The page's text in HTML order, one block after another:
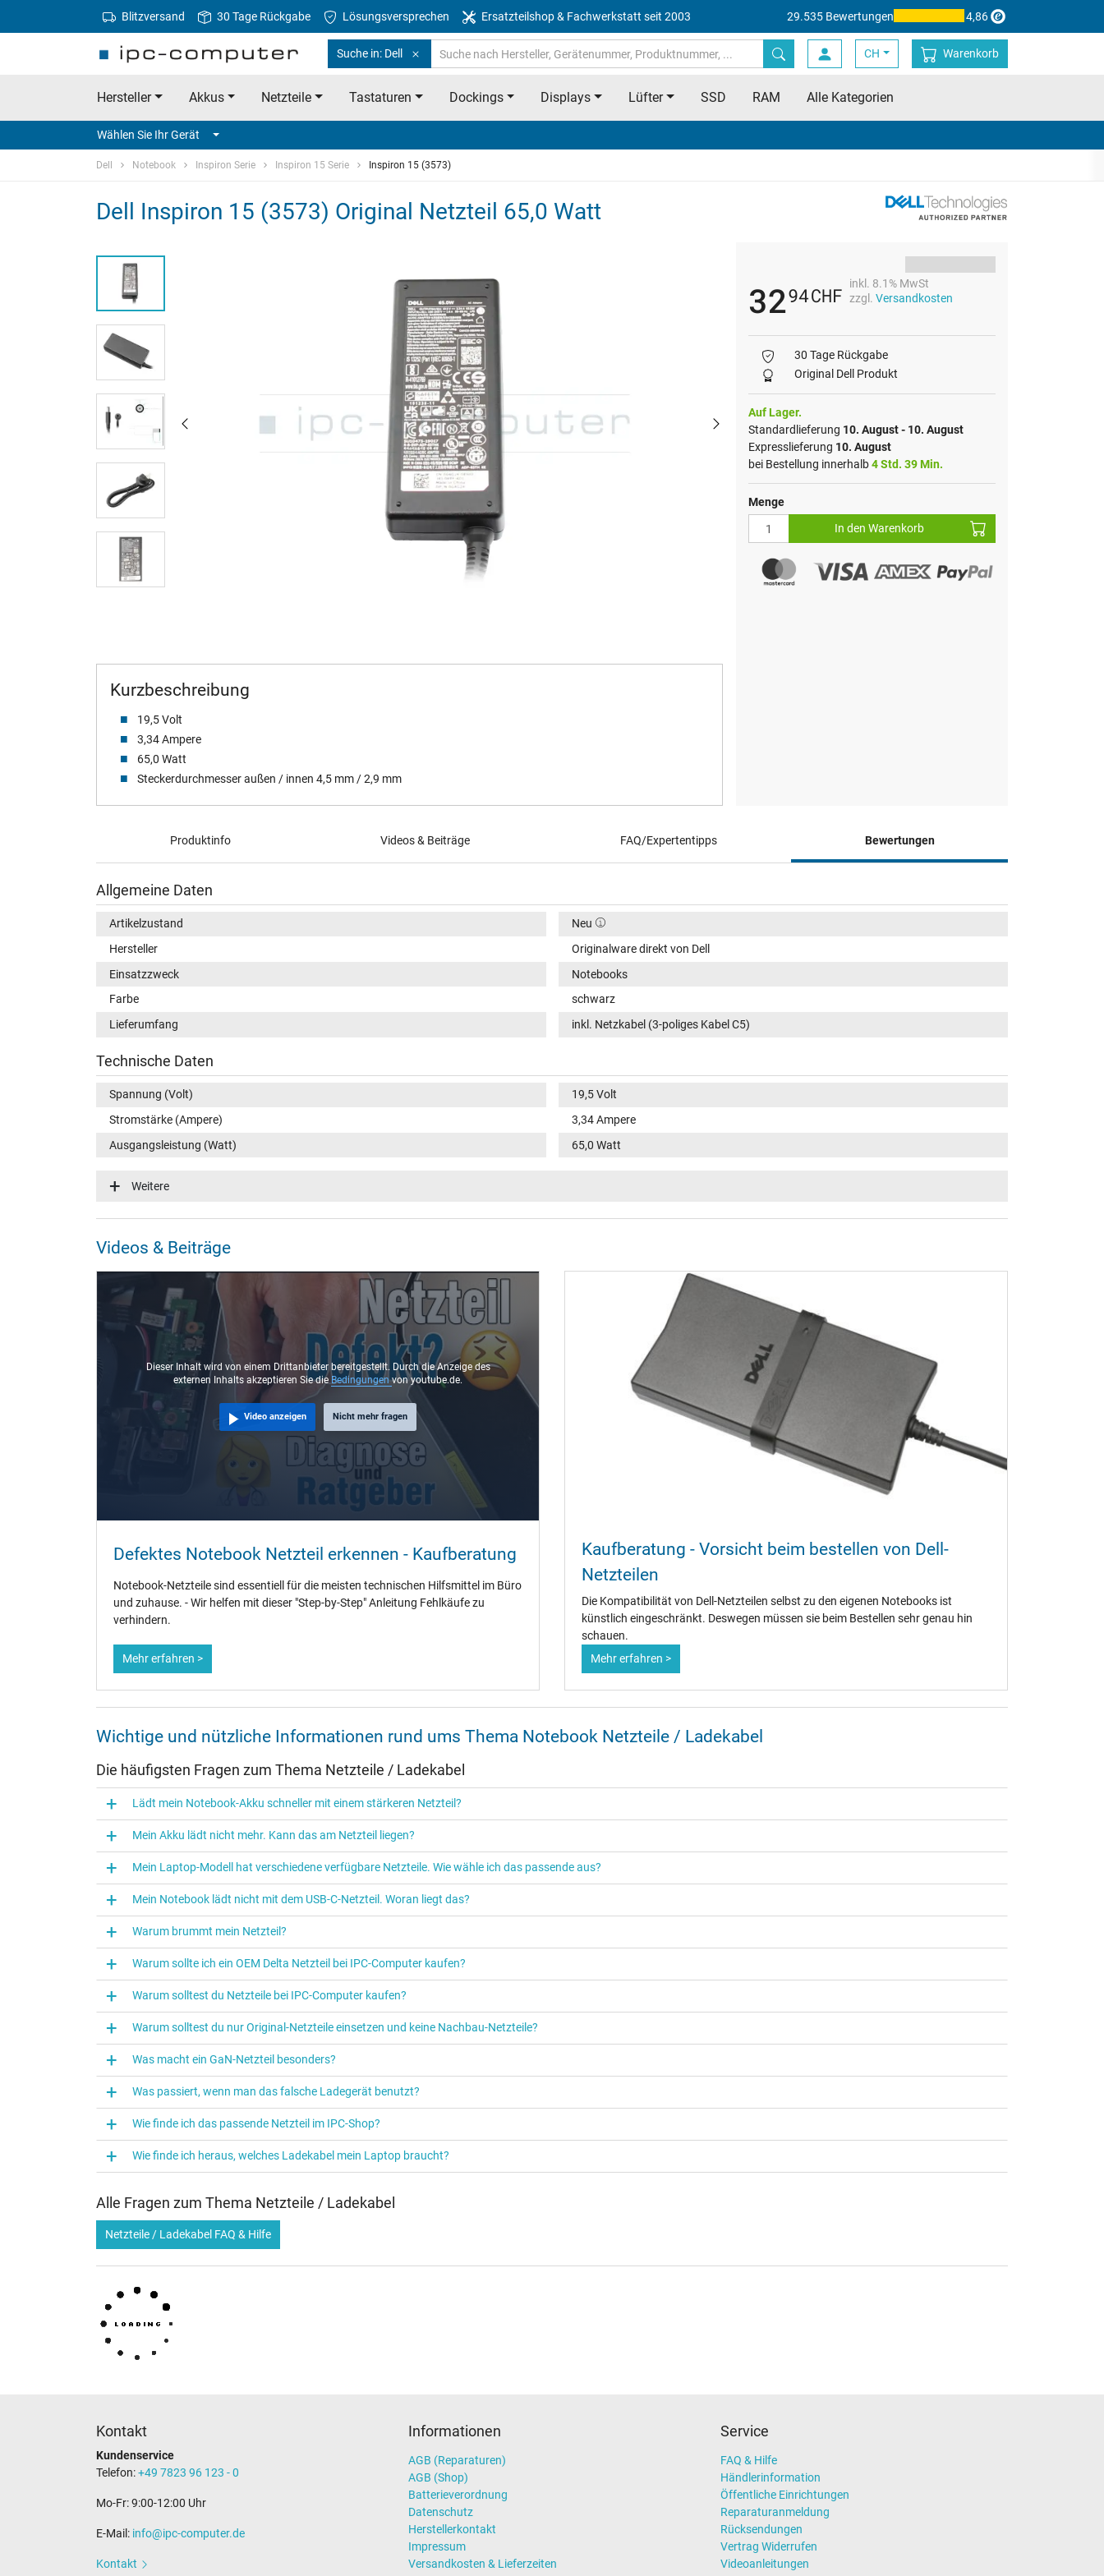
Blitzversand 30 Tage Rückgabe Lösungsversprechen Ersatzteilshop & Fachwerkstatt seit 2003 29.535 Bewertungen 4,86
Suche in: Dell CH Warenkorb
Hersteller Akkus Netzteile Tastaturen Dockings Displays Lüfter SSD RAM Alle Kategorien
Wählen Sie Ihr Gerät
Dell Notebook Inspiron Serie Inspiron 15 Serie Inspiron 15 (3573)
Dell Inspiron 15 (3573) Original Netzteil 65,0 Watt
Kurzbeschreibung
19,5 Volt
3,34 Ampere
65,0 Watt
Steckerdurchmesser außen / innen 4,5 mm / 2,9 mm
3294CHF
inkl. 8.1% MwSt
zzgl. Versandkosten
30 Tage Rückgabe
Original Dell Produkt
Auf Lager.
Standardlieferung 10. August - 10. August
Expresslieferung 10. August
bei Bestellung innerhalb4 Std. 39 Min.
Menge
In den Warenkorb
Produktinfo Videos & Beiträge FAQ/Expertentipps Bewertungen
Allgemeine Daten
Artikelzustand
Neu
Hersteller
Originalware direkt von Dell
Einsatzzweck
Notebooks
Farbe
schwarz
Lieferumfang
inkl. Netzkabel (3-poliges Kabel C5)
Technische Daten
Spannung (Volt)
19,5 Volt
Stromstärke (Ampere)
3,34 Ampere
Ausgangsleistung (Watt)
65,0 Watt
Energieeffizienz
Funktions-LED
Funktions-LED im Stecker
Notebook Stecker
Steckertyp / -form
Steckerlänge (mm)
Steckerdurchmesser außen / innen
4,5 mm / 2,9 mm
Stift im Stecker
Länge Anschlusskabel (m) (ca.)
Prüfsiegel
CCC
CE
IRAM
NOM NYCE
PCT
PSE
SEC
Singapore Safety Mark
TÜV Argentina Certificado
TÜV Geprüfte Sicherheit
Kategorisierung
Kategorie
Verwendung
Notebook / Laptop
Weitere
Videos & Beiträge
Dieser Inhalt wird von einem Drittanbieter bereitgestellt. Durch die Anzeige des
externen Inhalts akzeptieren Sie dieBedingungenvon youtube.de.
Video anzeigen Nicht mehr fragen
Defektes Notebook Netzteil erkennen - Kaufberatung
Notebook-Netzteile sind essentiell für die meisten technischen Hilfsmittel im Büro
und zuhause. - Wir helfen mit dieser "Step-by-Step" Anleitung Fehlkäufe zu
verhindern.
Mehr erfahren >
Kaufberatung - Vorsicht beim bestellen von Dell-
Netzteilen
Die Kompatibilität von Dell-Netzteilen selbst zu den eigenen Notebooks ist
künstlich eingeschränkt. Deswegen müssen sie beim Bestellen sehr genau hin
schauen.
Mehr erfahren >
Wichtige und nützliche Informationen rund ums Thema Notebook Netzteile / Ladekabel
Die häufigsten Fragen zum Thema Netzteile / Ladekabel
Lädt mein Notebook-Akku schneller mit einem stärkeren Netzteil?
Mein Akku lädt nicht mehr. Kann das am Netzteil liegen?
Mein Laptop-Modell hat verschiedene verfügbare Netzteile. Wie wähle ich das passende aus?
Mein Notebook lädt nicht mit dem USB-C-Netzteil. Woran liegt das?
Warum brummt mein Netzteil?
Warum sollte ich ein OEM Delta Netzteil bei IPC‑Computer kaufen?
Warum solltest du Netzteile bei IPC‑Computer kaufen?
Warum solltest du nur Original-Netzteile einsetzen und keine Nachbau-Netzteile?
Was macht ein GaN-Netzteil besonders?
Was passiert, wenn man das falsche Ladegerät benutzt?
Wie finde ich das passende Netzteil im IPC-Shop?
Wie finde ich heraus, welches Ladekabel mein Laptop braucht?
Alle Fragen zum Thema Netzteile / Ladekabel
Netzteile / Ladekabel FAQ & Hilfe
Kontakt
Kundenservice
Telefon:+49 7823 96 123 - 0
Mo-Fr: 9:00-12:00 Uhr
E-Mail: info@ipc-computer.de
Kontakt
Informationen
AGB (Reparaturen)
AGB (Shop)
Batterieverordnung
Datenschutz
Herstellerkontakt
Impressum
Versandkosten & Lieferzeiten
Service
FAQ & Hilfe
Händlerinformation
Öffentliche Einrichtungen
Reparaturanmeldung
Rücksendungen
Vertrag Widerrufen
Videoanleitungen